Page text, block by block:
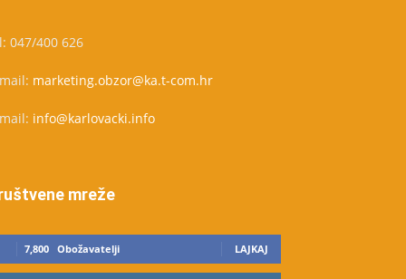
047/400 626
marketing.obzor@ka.t-com.hr
info@karlovacki.info
mreže
7,800 Obožavatelji LAJKAJ